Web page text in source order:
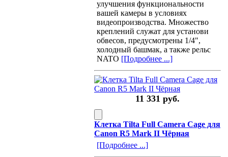
улучшения функциональности
вашей камеры в условиях
видеопроизводства. Множество
креплений служат для установи
обвесов, предусмотрены 1/4",
холодный башмак, а также рельс
NATO [Подробнее ...]
11 331 руб.
Клетка Tilta Full Camera Cage для
Canon R5 Mark II Чёрная
[Подробнее ...]